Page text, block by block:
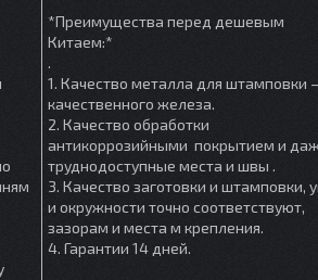
*Преимущества перед дешевым
Китаем:*
.
1. Качество металла для штамповки
качественного железа.
2. Качество обработки
антикоррозийными покрытием и
труднодоступные места и швы .
3. Качество заготовки и штамповки,
и окружности точно соответствуют,
зазорам и места м крепления.
4. Гарантии 14 дней.